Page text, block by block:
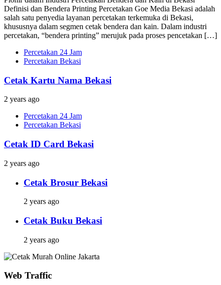
Definisi dan Bendera Printing Percetakan Goe Media Bekasi adalah
salah satu penyedia layanan percetakan terkemuka di Bekasi,
khususnya dalam segmen cetak bendera dan kain. Dalam industri
percetakan, “bendera printing” merujuk pada proses pencetakan […]
Percetakan 24 Jam
Percetakan Bekasi
Cetak Kartu Nama Bekasi
2 years ago
Percetakan 24 Jam
Percetakan Bekasi
Cetak ID Card Bekasi
2 years ago
Cetak Brosur Bekasi
2 years ago
Cetak Buku Bekasi
2 years ago
Web Traffic